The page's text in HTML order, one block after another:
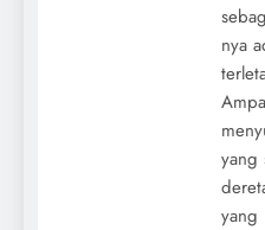
nya
yang
yang